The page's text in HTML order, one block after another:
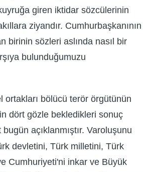
giren iktidar sözcülerinin
ziyandır. Cumhurbaşkanının
birinin sözleri aslında nasıl bir
bulunduğumuzu
ortakları bölücü terör örgütünün
dört gözle bekledikleri sonuç
açıklanmıştır. Varoluşunu
devletini, Türk milletini, Türk
Cumhuriyeti'ni inkar ve Büyük